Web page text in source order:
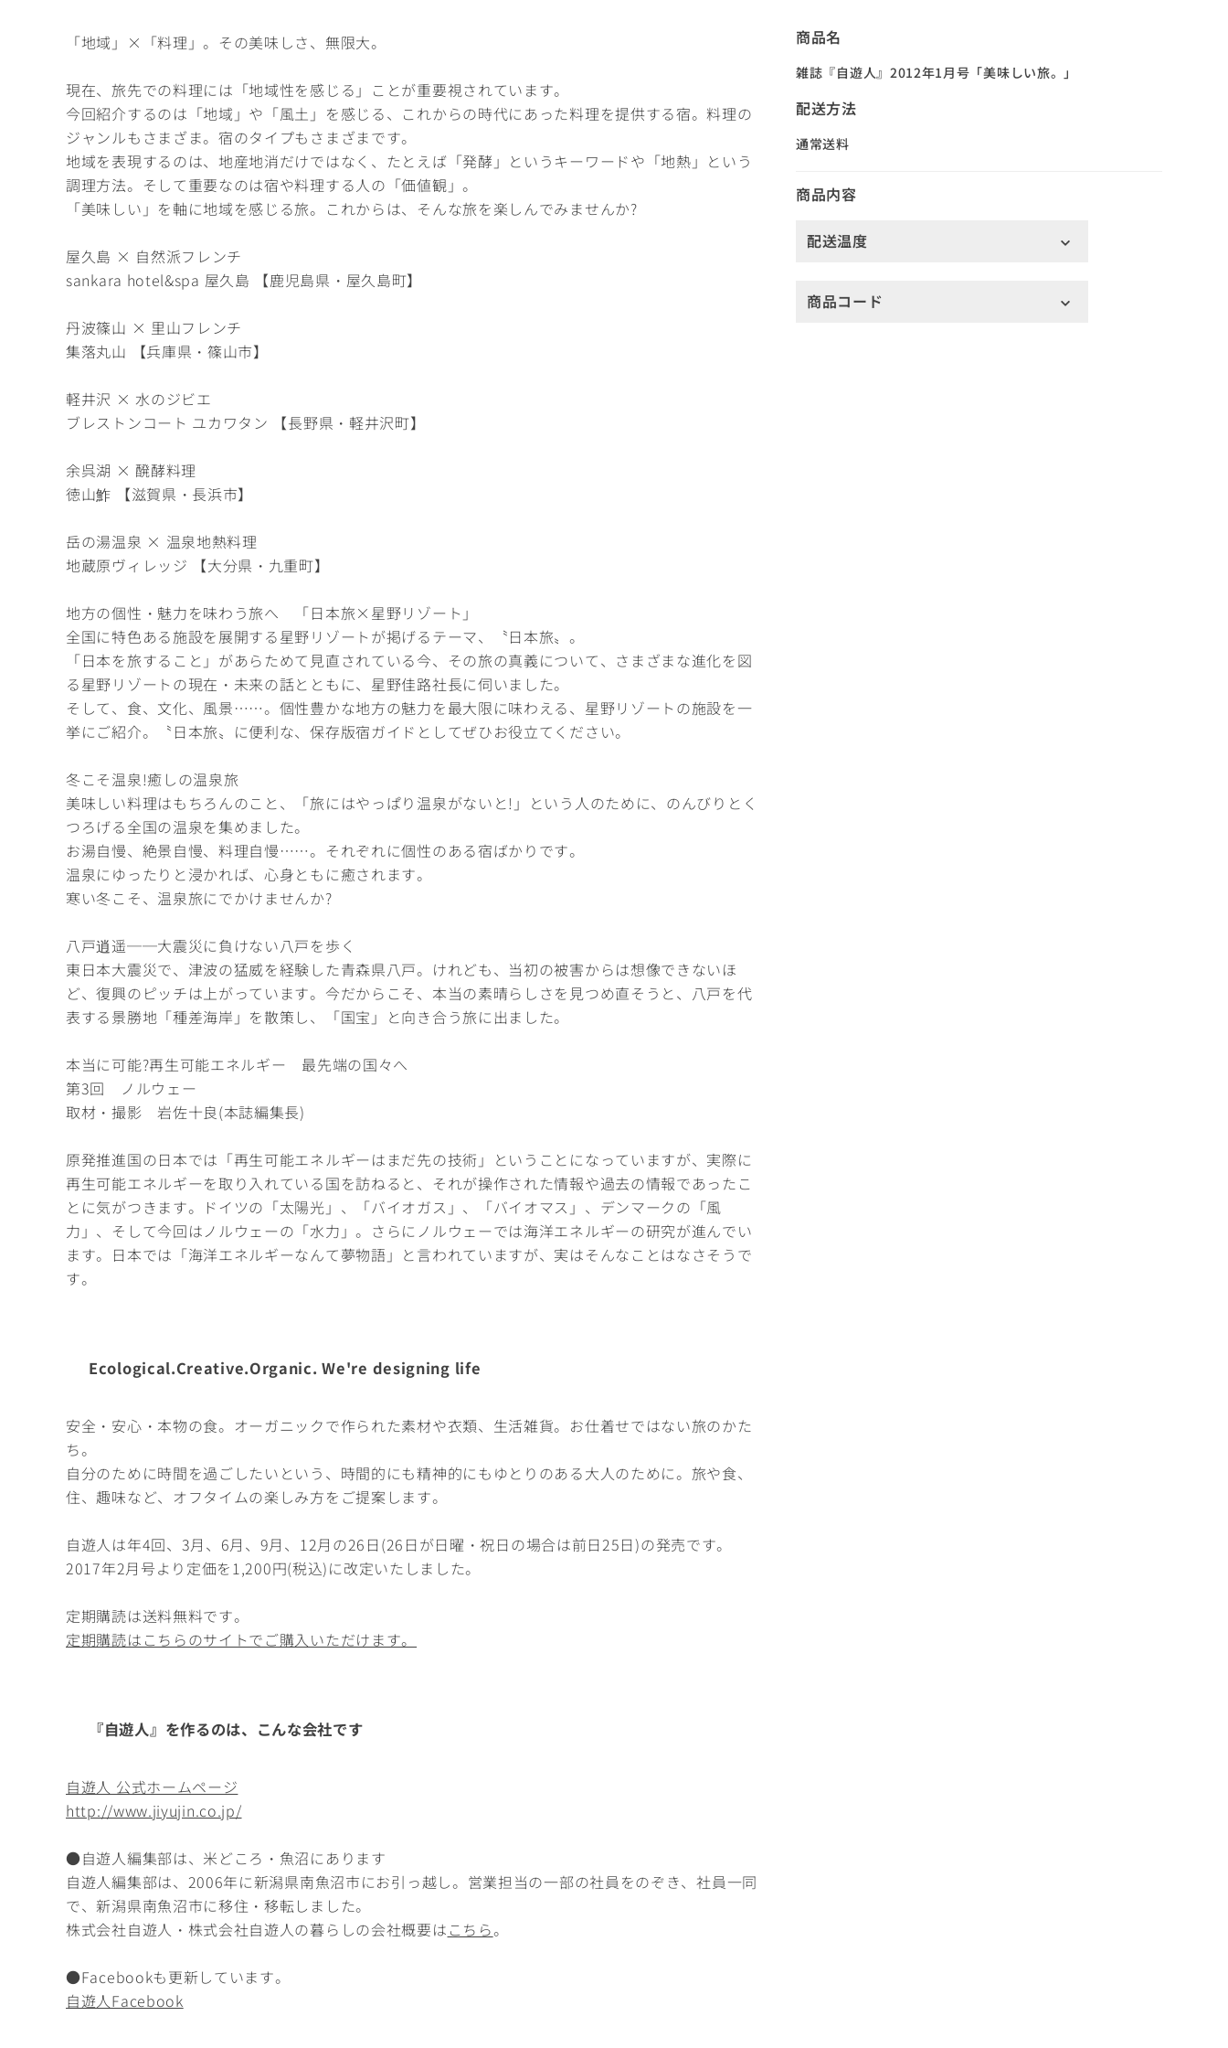
「地域」×「料理」。その美味しさ、無限大。
現在、旅先での料理には「地域性を感じる」ことが重要視されています。
今回紹介するのは「地域」や「風土」を感じる、これからの時代にあった料理を提供する宿。料理の
ジャンルもさまざま。宿のタイプもさまざまです。
地域を表現するのは、地産地消だけではなく、たとえば「発酵」というキーワードや「地熱」という
調理方法。そして重要なのは宿や料理する人の「価値観」。
「美味しい」を軸に地域を感じる旅。これからは、そんな旅を楽しんでみませんか?
屋久島 × 自然派フレンチ
sankara hotel&spa 屋久島 【鹿児島県・屋久島町】
丹波篠山 × 里山フレンチ
集落丸山 【兵庫県・篠山市】
軽井沢 × 水のジビエ
ブレストンコート ユカワタン 【長野県・軽井沢町】
余呉湖 × 醗酵料理
徳山鮓 【滋賀県・長浜市】
岳の湯温泉 × 温泉地熱料理
地蔵原ヴィレッジ 【大分県・九重町】
地方の個性・魅力を味わう旅へ 「日本旅×星野リゾート」
全国に特色ある施設を展開する星野リゾートが掲げるテーマ、〝日本旅〟。
「日本を旅すること」があらためて見直されている今、その旅の真義について、さまざまな進化を図
る星野リゾートの現在・未来の話とともに、星野佳路社長に伺いました。
そして、食、文化、風景……。個性豊かな地方の魅力を最大限に味わえる、星野リゾートの施設を一
挙にご紹介。〝日本旅〟に便利な、保存版宿ガイドとしてぜひお役立てください。
冬こそ温泉!癒しの温泉旅
美味しい料理はもちろんのこと、「旅にはやっぱり温泉がないと!」という人のために、のんびりとく
つろげる全国の温泉を集めました。
お湯自慢、絶景自慢、料理自慢……。それぞれに個性のある宿ばかりです。
温泉にゆったりと浸かれば、心身ともに癒されます。
寒い冬こそ、温泉旅にでかけませんか?
八戸逍遥──大震災に負けない八戸を歩く
東日本大震災で、津波の猛威を経験した青森県八戸。けれども、当初の被害からは想像できないほ
ど、復興のピッチは上がっています。今だからこそ、本当の素晴らしさを見つめ直そうと、八戸を代
表する景勝地「種差海岸」を散策し、「国宝」と向き合う旅に出ました。
本当に可能?再生可能エネルギー 最先端の国々へ
第3回 ノルウェー
取材・撮影 岩佐十良(本誌編集長)
原発推進国の日本では「再生可能エネルギーはまだ先の技術」ということになっていますが、実際に
再生可能エネルギーを取り入れている国を訪ねると、それが操作された情報や過去の情報であったこ
とに気がつきます。ドイツの「太陽光」、「バイオガス」、「バイオマス」、デンマークの「風
力」、そして今回はノルウェーの「水力」。さらにノルウェーでは海洋エネルギーの研究が進んでい
ます。日本では「海洋エネルギーなんて夢物語」と言われていますが、実はそんなことはなさそうで
す。
Ecological.Creative.Organic. We're designing life
安全・安心・本物の食。オーガニックで作られた素材や衣類、生活雑貨。お仕着せではない旅のかた
ち。
自分のために時間を過ごしたいという、時間的にも精神的にもゆとりのある大人のために。旅や食、
住、趣味など、オフタイムの楽しみ方をご提案します。
自遊人は年4回、3月、6月、9月、12月の26日(26日が日曜・祝日の場合は前日25日)の発売です。
2017年2月号より定価を1,200円(税込)に改定いたしました。
定期購読は送料無料です。
定期購読はこちらのサイトでご購入いただけます。
『自遊人』を作るのは、こんな会社です
自遊人 公式ホームページ
http://www.jiyujin.co.jp/
●自遊人編集部は、米どころ・魚沼にあります
自遊人編集部は、2006年に新潟県南魚沼市にお引っ越し。営業担当の一部の社員をのぞき、社員一同
で、新潟県南魚沼市に移住・移転しました。
株式会社自遊人・株式会社自遊人の暮らしの会社概要は こちら。
●Facebookも更新しています。
自遊人Facebook
商品名
雑誌『自遊人』2012年1月号「美味しい旅。」
配送方法
通常送料
商品内容
配送温度
商品コード